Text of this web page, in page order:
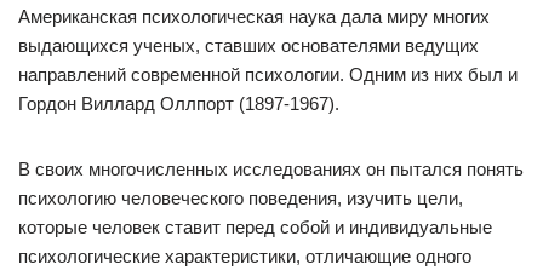
Американская психологическая наука дала миру многих
выдающихся ученых, ставших основателями ведущих
направлений современной психологии. Одним из них был и
Гордон Виллард Оллпорт (1897-1967).
В своих многочисленных исследованиях он пытался понять
психологию человеческого поведения, изучить цели,
которые человек ставит перед собой и индивидуальные
психологические характеристики, отличающие одного